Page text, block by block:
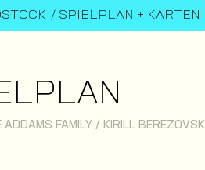
SPIELPLAN + KARTEN
ADDAMS FAMILY / KIRILL